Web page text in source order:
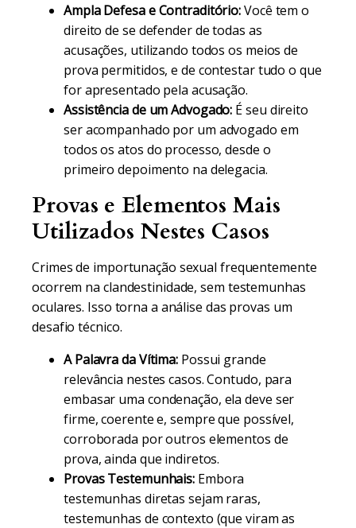
Ampla Defesa e Contraditório:Você tem o
direito de se defender de todas as
acusações, utilizando todos os meios de
prova permitidos, e de contestar tudo o que
for apresentado pela acusação.
Assistência de um Advogado: É seu direito
ser acompanhado por um advogado em
todos os atos do processo, desde o
primeiro depoimento na delegacia.
Provas e Elementos Mais
Utilizados Nestes Casos
Crimes de importunação sexual frequentemente
ocorrem na clandestinidade, sem testemunhas
oculares. Isso torna a análise das provas um
desafio técnico.
A Palavra da Vítima: Possui grande
relevância nestes casos. Contudo, para
embasar uma condenação, ela deve ser
firme, coerente e, sempre que possível,
corroborada por outros elementos de
prova, ainda que indiretos.
Provas Testemunhais: Embora
testemunhas diretas sejam raras,
testemunhas de contexto (que viram as